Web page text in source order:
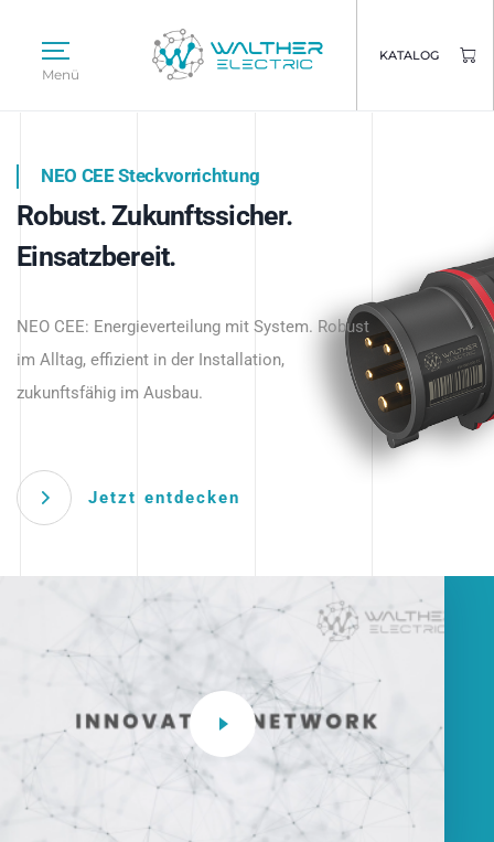
Menü
KATALOG
Intelligente Stromverteilung
beginnt hier.
NEO CEE Steckvorrichtung
Robust. Zukunftssicher.
Einsatzbereit.
NEO CEE: Energieverteilung mit System. Robust
im Alltag, effizient in der Installation,
zukunftsfähig im Ausbau.
Jetzt entdecken
Intelligenz trifft Energie.
Anwendungen – robust, IP-geschützt und
zukunftsfähig.